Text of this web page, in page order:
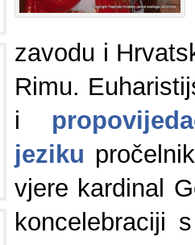
zavodu i
Rimu.
i
jeziku
vjere kardinal
koncelebraciji